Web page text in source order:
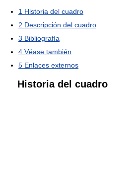
1 Historia del cuadro
2 Descripción del cuadro
3 Bibliografía
4 Véase también
5 Enlaces externos
Historia del cuadro